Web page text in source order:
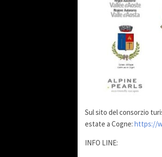
Sul sito del consorzio
estate a Cogne: https://
INFO LINE: